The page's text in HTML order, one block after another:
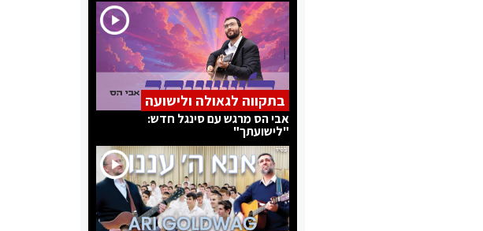
בתקווה לגאולה ולישועה
אבי הס מרגש עם סינגל חדש:
"לישועתך"